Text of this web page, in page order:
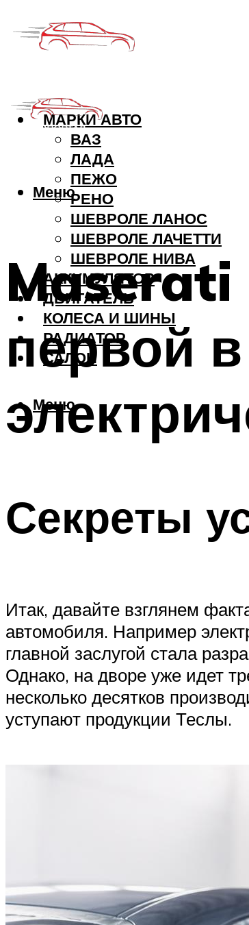
МАРКИ АВТО
ВАЗ
ЛАДА
ПЕЖО
РЕНО
ШЕВРОЛЕ ЛАНОС
ШЕВРОЛЕ ЛАЧЕТТИ
ШЕВРОЛЕ НИВА
АККУМУЛЯТОР
ДВИГАТЕЛЬ
КОЛЕСА И ШИНЫ
РАДИАТОР
САЛОН
Меню
Меню
Maserati
первой
Секреты
Итак, давайте взглянем
автомобиля. Например
главной заслугой стала
Однако, на дворе уже идет
несколько десятков
уступают продукции Теслы.